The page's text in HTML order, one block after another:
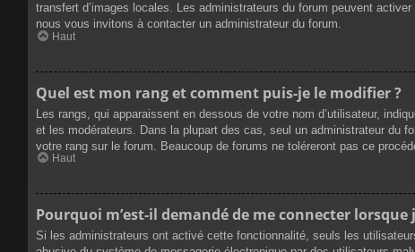
transfert d’images locales. Les administrateurs du forum peuvent
nous vous invitons à contacter un administrateur du forum.
Haut
Quel est mon rang et comment puis-je le modifier ?
Les rangs, qui apparaissent en dessous de votre nom d’utilisateur,
et les modérateurs. Dans la plupart des cas, seul un administrateur du
votre rang sur le forum. Beaucoup de forums ne toléreront pas ce
Haut
Pourquoi m’est-il demandé de me connecter
Si les administrateurs ont activé cette fonctionnalité, seuls les